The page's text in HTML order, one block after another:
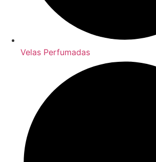
Velas Perfumadas